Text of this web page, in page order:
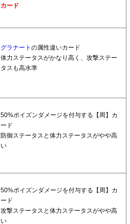
カード
グラナート の属性違いカード
体力ステータスがかなり高く、攻撃ステー
タスも高水準
50%ポイズンダメージを付与する【周】カ
ード
防御ステータスと体力ステータスがやや高
い
50%ポイズンダメージを付与する【周】カ
ード
攻撃ステータスと体力ステータスがやや高
い